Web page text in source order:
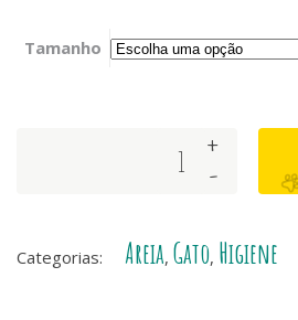
Tamanho
Ativo
-
+
Categorias: Areia, Gato, Higiene